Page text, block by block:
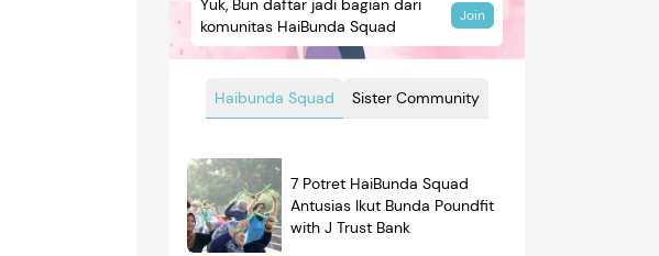
Haibunda Squad Sister Community
Yuk, Bun daftar jadi bagian dari
komunitas HaiBunda Squad
Join
7 Potret HaiBunda Squad
Antusias Ikut Bunda Poundfit
with J Trust Bank